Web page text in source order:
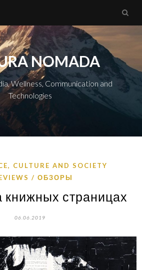
NOMADA
Wellness, Communication and
Technologies
CULTURE AND SOCIETY
/ ОБЗОРЫ
книжных страницах
06.06.2019